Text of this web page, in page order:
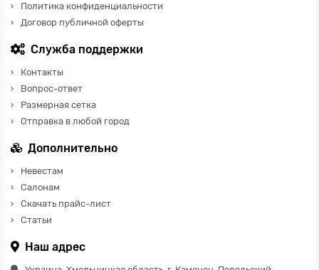
Политика конфиденциальности
Договор публичной оферты
Служба поддержки
Контакты
Вопрос-ответ
Размерная сетка
Отправка в любой город
Дополнительно
Невестам
Салонам
Скачать прайс-лист
Статьи
Наш адрес